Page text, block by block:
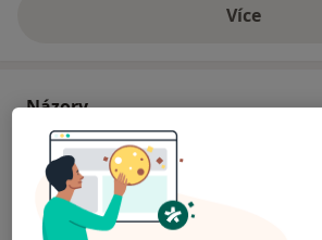
Víceo adrese
Názory
Přidejte svůj názor